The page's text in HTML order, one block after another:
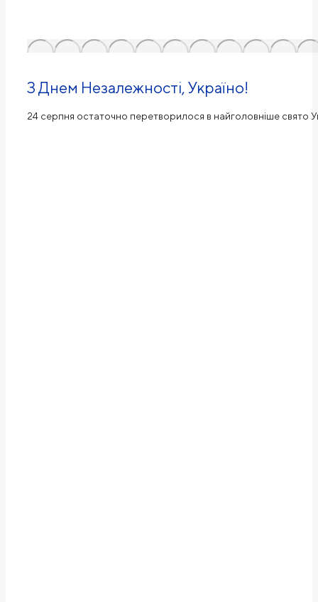
З Днем Незалежності, Україно!
24 серпня остаточно перетворилося в найголовніше свято